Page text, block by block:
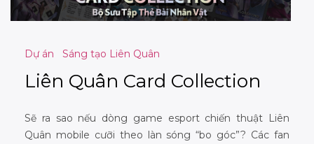
Dự án Sáng tạo Liên Quân
Liên Quân Card Collection
Sẽ ra sao nếu dòng game esport chiến thuật Liên
Quân mobile cưỡi theo làn sóng “bo góc”? Các fan